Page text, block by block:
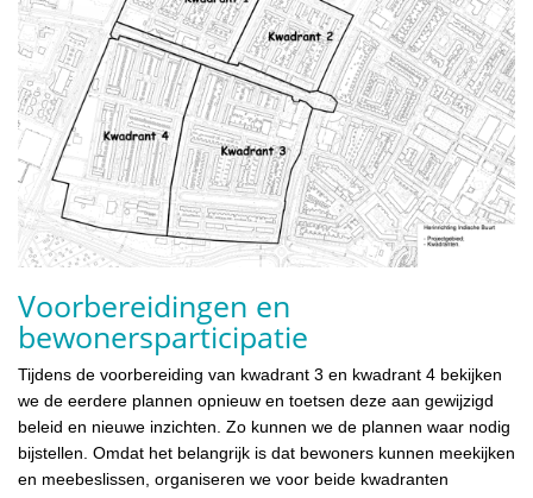
Voorbereidingen en
bewonersparticipatie
Tijdens de voorbereiding van kwadrant 3 en kwadrant 4 bekijken
we de eerdere plannen opnieuw en toetsen deze aan gewijzigd
beleid en nieuwe inzichten. Zo kunnen we de plannen waar nodig
bijstellen. Omdat het belangrijk is dat bewoners kunnen meekijken
en meebeslissen, organiseren we voor beide kwadranten